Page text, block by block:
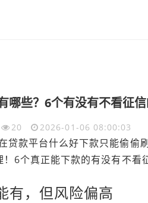
哪些？6个有没有不看征
20 2026-01-06 08:00:03
贷款平台什么好下款只能偷偷
6个真正能下款的有没有不看
有，但风险偏高